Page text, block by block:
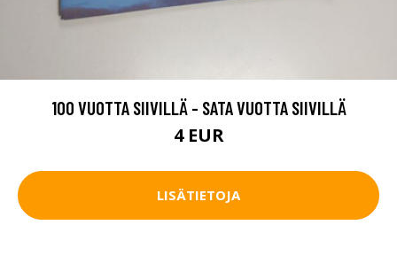
100 VUOTTA SIIVILLÄ - SATA VUOTTA SIIVILLÄ
4 EUR
LISÄTIETOJA